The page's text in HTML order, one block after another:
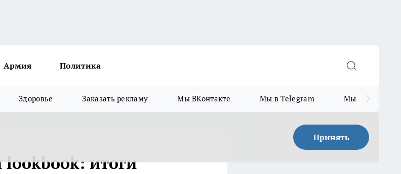
Армия Политика
Здоровье Заказать рекламу Мы ВКонтакте Мы в Telegram Мы в MAX
Принять
итоги